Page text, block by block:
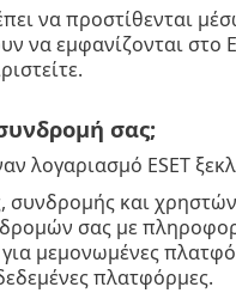
να προστίθενται
να εμφανίζονται στο
σας;
λογαριασμό ESET
συνδρομής και
σας με
μεμονωμένες
πλατφόρμες.